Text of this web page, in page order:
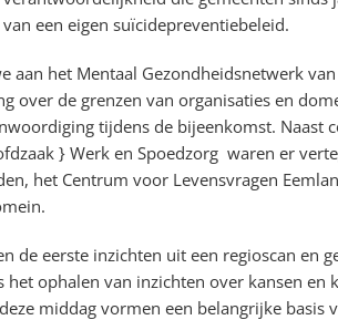
een eigen suïcidepreventiebeleid.
aan het Mentaal Gezondheidsnetwerk
over de grenzen van organisaties en
tijdens de bijeenkomst. Naast
} Werk en Spoedzorg waren er
het Centrum voor Levensvragen
de eerste inzichten uit een regioscan en
het ophalen van inzichten over kansen en
middag vormen een belangrijke basis